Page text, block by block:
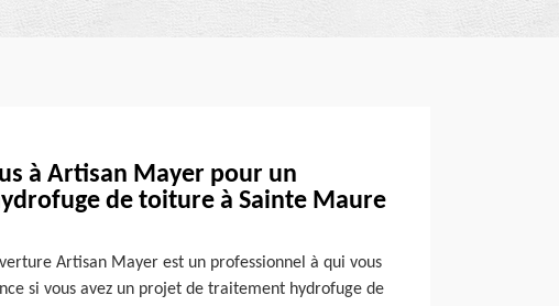
à Artisan Mayer pour un
de toiture à Sainte Maure
Artisan Mayer est un professionnel à qui vous
si vous avez un projet de traitement hydrofuge de